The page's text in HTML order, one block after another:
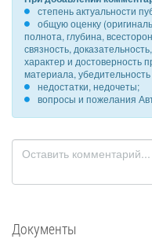
степень актуальности
общую оценку
полнота, глубина,
связность,
характер и достоверность
материала,
недостатки, недочеты;
вопросы и пожелания
Документы